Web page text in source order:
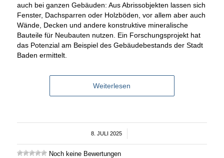
auch bei ganzen Gebäuden: Aus Abrissobjekten lassen sich
Fenster, Dachsparren oder Holzböden, vor allem aber auch
Wände, Decken und andere konstruktive mineralische
Bauteile für Neubauten nutzen. Ein Forschungsprojekt hat
das Potenzial am Beispiel des Gebäudebestands der Stadt
Baden ermittelt.
Weiterlesen
8. JULI 2025
Noch keine Bewertungen